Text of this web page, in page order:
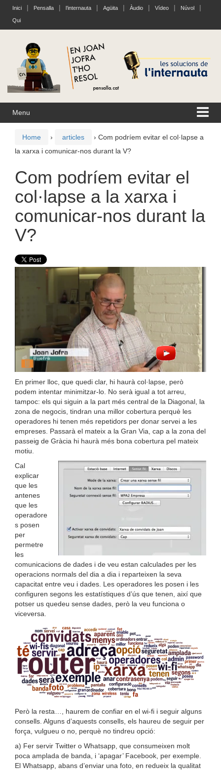
content
main
Inici Pensalla l’internauta Agüita Àudio Vídeo Núvol
Qui
Menu
Home › articles › Com podríem evitar el col·lapse a
la xarxa i comunicar-nos durant la V?
Com podríem evitar el
col·lapse a la xarxa i
comunicar-nos durant la
V?
En primer lloc, que quedi clar, hi haurà col·lapse, però
podem intentar minimitzar-lo. No serà igual a tot arreu,
tampoc: els qui siguin a la part més central de la Diagonal, la
zona de negocis, tindran una millor cobertura perquè les
operadores hi tenen més repetidors per donar servei a les
empreses. Passarà el mateix a la Gran Via, cap a la zona del
passeig de Gràcia hi haurà més bona cobertura pel mateix
motiu.
Cal
explicar
que les
antenes
que les
operadore
s posen
per
permetre
les
comunicacions de dades i de veu estan calculades per les
operacions normals del dia a dia i reparteixen la seva
capacitat entre veu i dades. Les operadores les posen i les
configuren segons les estatístiques d’ús que tenen, així que
potser us quedeu sense dades, però la veu funciona o
viceversa.
Però la resta…, haurem de confiar en el wi-fi i seguir alguns
consells. Alguns d’aquests consells, els haureu de seguir per
força, vulgueu o no, perquè no tindreu opció:
a) Fer servir Twitter o Whatsapp, que consumeixen molt
poca amplada de banda, i ‘apagar’ Facebook, per exemple.
El Whatsapp, abans d’enviar una foto, en redueix la qualitat